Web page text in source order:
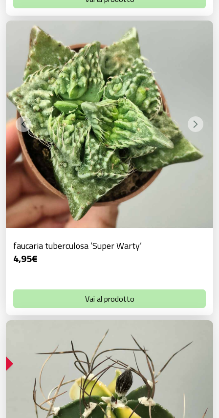
faucaria tuberculosa ‘Super Warty’
4,95€
Vai al prodotto